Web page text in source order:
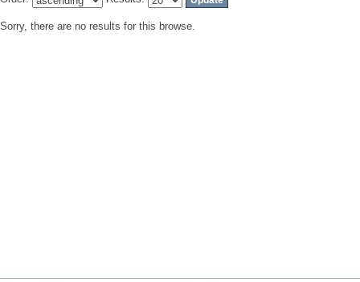
Sorry, there are no results for this browse.